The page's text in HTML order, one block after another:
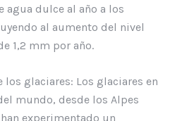
agua dulce al año a los
al aumento del nivel
1,2 mm por año.
glaciares: Los glaciares en
mundo, desde los Alpes
experimentado un